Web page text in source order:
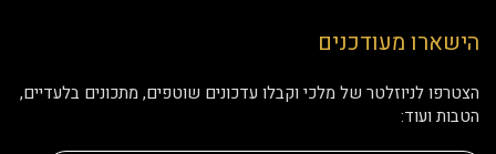
הישארו מעודכנים
הצטרפו לניוזלטר של מלכי וקבלו עדכונים שוטפים, מתכונים בלעדיים,
הטבות ועוד: